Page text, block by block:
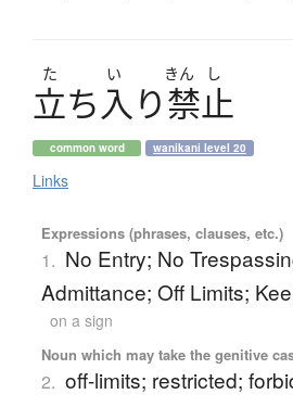
た い きん し
立ち入り禁止
common word wanikani level 20
Links
Expressions (phrases, clauses, etc.)
1. No Entry; No
Admittance; Off Limits;
on a sign
Noun which may take the genitive
2. off-limits; restricted;